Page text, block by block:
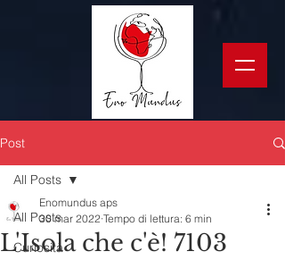
Post
All Posts
Curiosità
All Posts
L'Isola che c'è! 7103
Enomundus aps
30 mar 2022 Tempo di lettura: 6 min